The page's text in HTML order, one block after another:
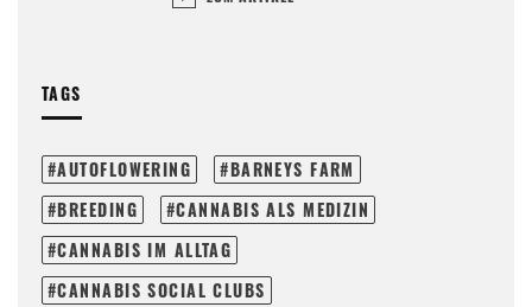
TAGS
AUTOFLOWERING
BARNEYS FARM
BREEDING
CANNABIS ALS MEDIZIN
CANNABIS IM ALLTAG
CANNABIS SOCIAL CLUBS